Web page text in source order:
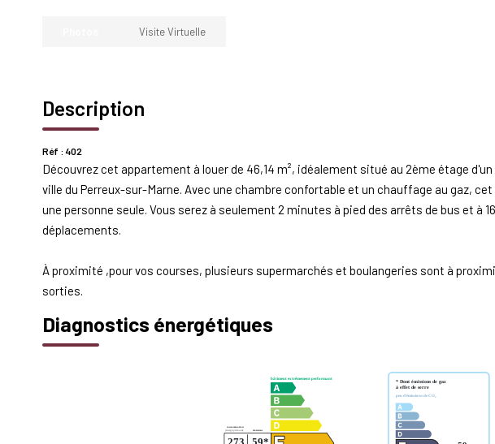
Visite Virtuelle
Description
Réf : 402
Découvrez cet appartement à louer de 46,14 m², idéalement situé au 2ème étage
ville du Perreux-sur-Marne. Avec une chambre confortable et un chauffage au gaz,
une personne seule. Vous serez à seulement 2 minutes à pied des arrêts de bus et à
déplacements.
À proximité ,pour vos courses, plusieurs supermarchés et boulangeries sont à
sorties.
Diagnostics énergétiques